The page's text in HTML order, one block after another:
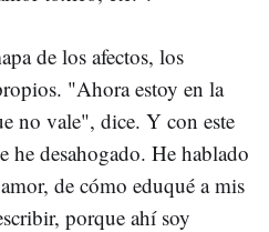
de los afectos, los
"Ahora estoy en la
no vale", dice. Y con este
desahogado. He hablado
de cómo eduqué a mis
porque ahí soy